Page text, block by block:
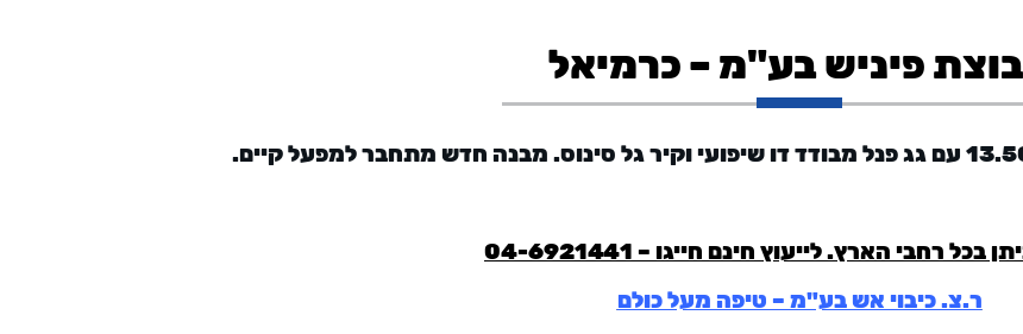
פיניש בע"מ – כרמיאל
מבנה חדש מתחבר למפעל קיים.
בכל רחבי הארץ. לייעוץ חינם חייגו – 04-6921441
ר.צ. כיבוי אש בע"מ – טיפה מעל כולם